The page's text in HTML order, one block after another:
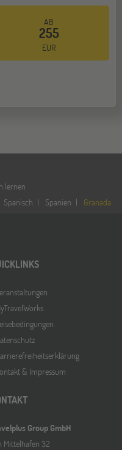
AB
255
EUR
lernen
Spanisch Spanien Granada
& Impressum
Group GmbH
Mittelhafen 32